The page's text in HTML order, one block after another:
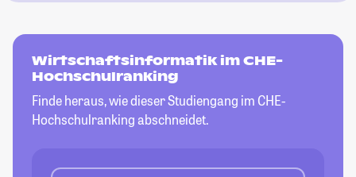
Wirtschaftsinformatik im CHE-
Hochschulranking
Finde heraus, wie dieser Studiengang im CHE-
Hochschulranking abschneidet.